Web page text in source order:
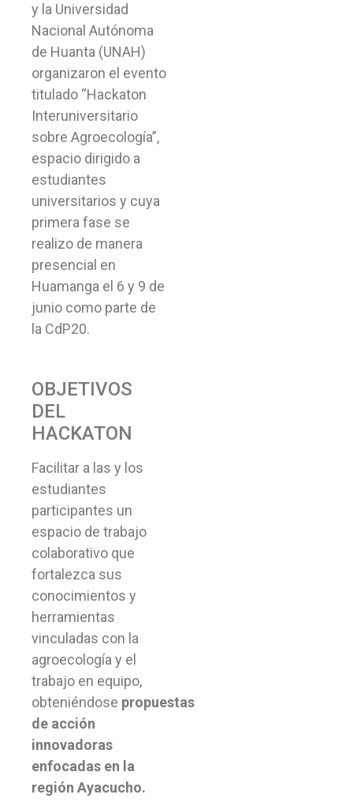
y la Universidad
Nacional Autónoma
de Huanta (UNAH)
organizaron el evento
titulado “Hackaton
Interuniversitario
sobre Agroecología”,
espacio dirigido a
estudiantes
universitarios y cuya
primera fase se
realizo de manera
presencial en
Huamanga el 6 y 9 de
junio como parte de
la CdP20.
OBJETIVOS
DEL
HACKATON
Facilitar a las y los
estudiantes
participantes un
espacio de trabajo
colaborativo que
fortalezca sus
conocimientos y
herramientas
vinculadas con la
agroecología y el
trabajo en equipo,
obteniéndose propuestas
de acción
innovadoras
enfocadas en la
región Ayacucho.